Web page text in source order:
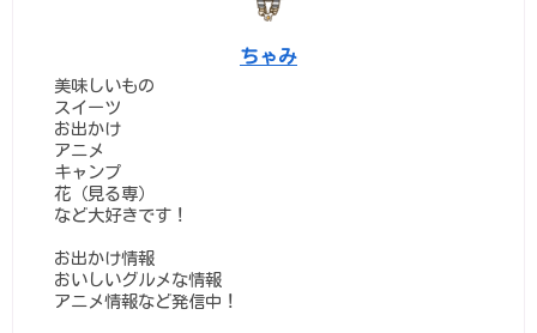
ちゃみ
美味しいもの
スイーツ
お出かけ
アニメ
キャンプ
花（見る専）
など大好きです！
お出かけ情報
おいしいグルメな情報
アニメ情報など発信中！